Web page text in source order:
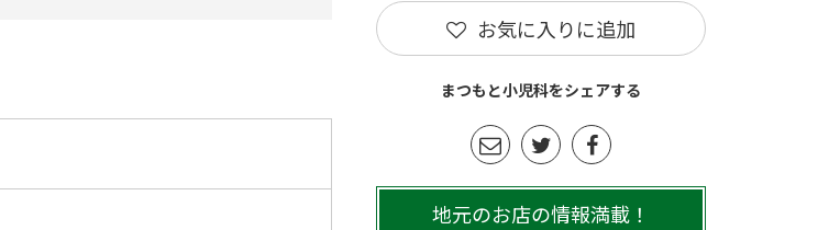
お気に入りに追加
まつもと小児科をシェアする
地元のお店の情報満載！